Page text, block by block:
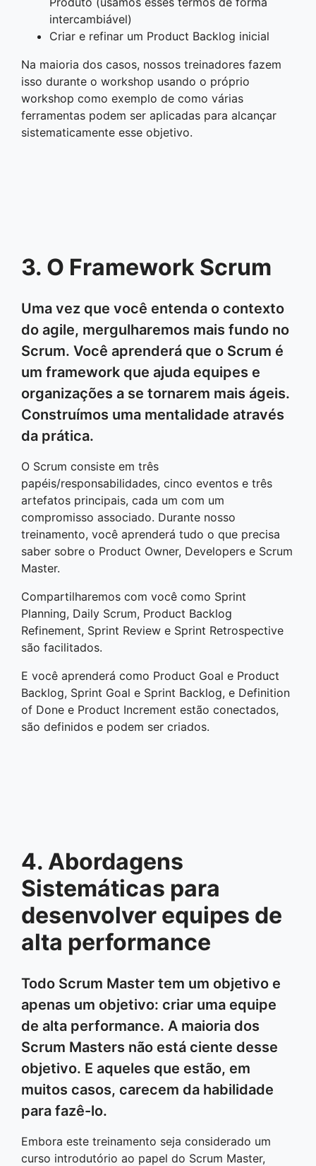
intercambiável)
Criar e refinar um Product Backlog inicial
Na maioria dos casos, nossos treinadores fazem
isso durante o workshop usando o próprio
workshop como exemplo de como várias
ferramentas podem ser aplicadas para alcançar
sistematicamente esse objetivo.
3. O Framework Scrum
Uma vez que você entenda o contexto
do agile, mergulharemos mais fundo no
Scrum. Você aprenderá que o Scrum é
um framework que ajuda equipes e
organizações a se tornarem mais ágeis.
Construímos uma mentalidade através
da prática.
O Scrum consiste em três
papéis/responsabilidades, cinco eventos e três
artefatos principais, cada um com um
compromisso associado. Durante nosso
treinamento, você aprenderá tudo o que precisa
saber sobre o Product Owner, Developers e Scrum
Master.
Compartilharemos com você como Sprint
Planning, Daily Scrum, Product Backlog
Refinement, Sprint Review e Sprint Retrospective
são facilitados.
E você aprenderá como Product Goal e Product
Backlog, Sprint Goal e Sprint Backlog, e Definition
of Done e Product Increment estão conectados,
são definidos e podem ser criados.
4. Abordagens
Sistemáticas para
desenvolver equipes de
alta performance
Todo Scrum Master tem um objetivo e
apenas um objetivo: criar uma equipe
de alta performance. A maioria dos
Scrum Masters não está ciente desse
objetivo. E aqueles que estão, em
muitos casos, carecem da habilidade
para fazê-lo.
Embora este treinamento seja considerado um
curso introdutório ao papel do Scrum Master,